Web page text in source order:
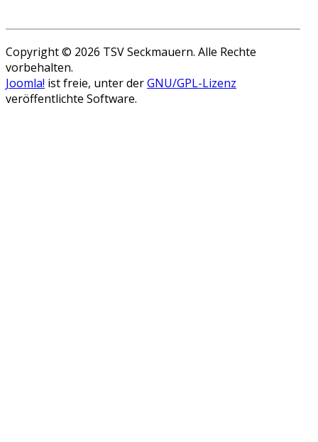
Copyright © 2026 TSV Seckmauern. Alle Rechte
vorbehalten.
Joomla! ist freie, unter derGNU/GPL-Lizenz
veröffentlichte Software.